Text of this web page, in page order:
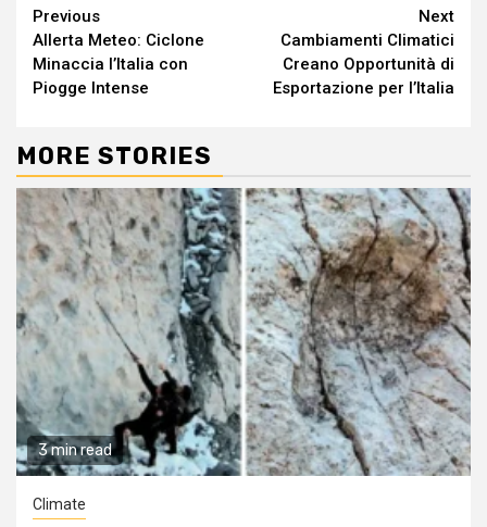
Continue
Reading
Previous
Allerta Meteo: Ciclone
Minaccia l’Italia con
Piogge Intense
Next
Cambiamenti Climatici
Creano Opportunità di
Esportazione per l’Italia
MORE STORIES
3 min read
Climate